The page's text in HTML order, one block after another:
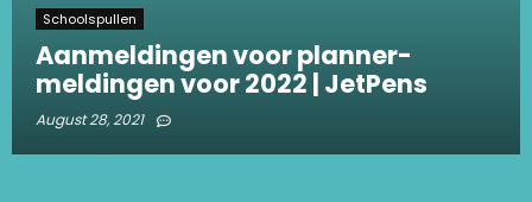
Schoolspullen
Aanmeldingen voor planner-
meldingen voor 2022 | JetPens
August 28, 2021